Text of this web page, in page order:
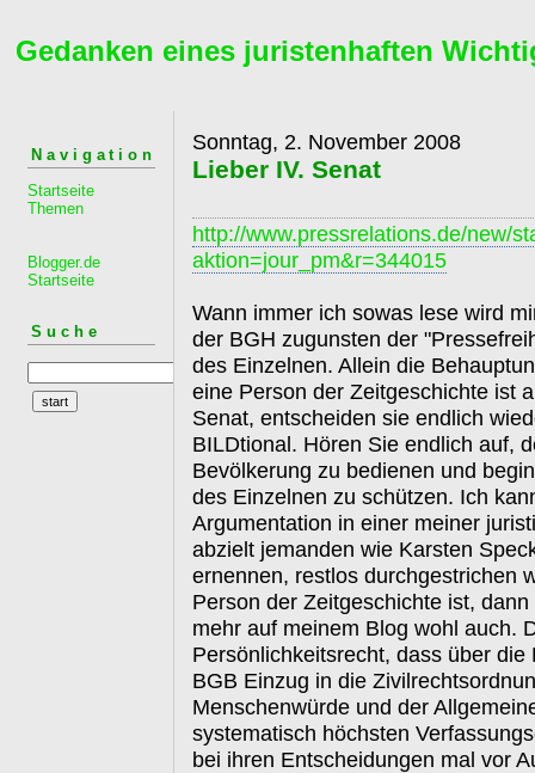
Gedanken eines juristenhaften
Navigation
Startseite
Themen
Blogger.de
Startseite
Suche
Sonntag, 2. November 2008
Lieber IV. Senat
http://www.pressrelations.de/new/
aktion=jour_pm&r=344015
Wann immer ich sowas lese wird
der BGH zugunsten der
des Einzelnen. Allein die
eine Person der Zeitgeschichte ist
Senat, entscheiden sie endlich
BILDtional. Hören Sie endlich auf,
Bevölkerung zu bedienen und
des Einzelnen zu schützen. Ich
Argumentation in einer meiner
abzielt jemanden wie Karsten
ernennen, restlos durchgestrichen
Person der Zeitgeschichte ist,
mehr auf meinem Blog wohl auch.
Persönlichkeitsrecht, dass über
BGB Einzug in die
Menschenwürde und der
systematisch höchsten
bei ihren Entscheidungen mal vor